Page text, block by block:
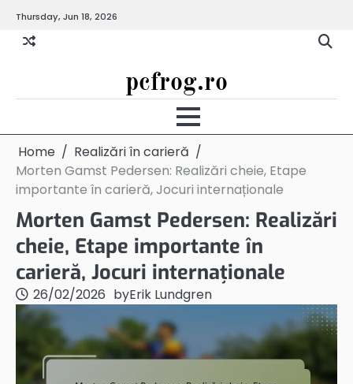
content
Thursday, Jun 18, 2026
pcfrog.ro
Home
Realizări în carieră
Morten Gamst Pedersen: Realizări cheie, Etape
importante în carieră, Jocuri internaționale
Morten Gamst Pedersen: Realizări
cheie, Etape importante în
carieră, Jocuri internaționale
26/02/2026 byErik Lundgren